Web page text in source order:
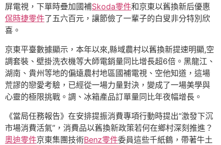
屏電視，下單時疊加國補Skoda零件和京東以舊換新后優惠
保時捷零件了五六百元，讓節儉了一輩子的白叟非分特別欣
喜。
京東平臺數據顯示，本年以來,縣域農村以舊換新提速明顯,空
調套裝、壁掛洗衣機等大師電銷量同比增長超6倍。黑龍江、
湖南、貴州等地的偏遠農村地區國補電視、空他知道，這場
荒謬的戀愛考驗，已經從一場力量對決，變成了一場美學與
心靈的極限挑戰。調、冰箱產品訂單量同比年夜幅增長。
《當局任務報告》在安排提振消費專項行動時提出“激發下沉
市場消費活氣”，消費品以舊換新政策若何在鄉村深刻推進？
奧迪零件京東集團技術Benz零件委員這些千紙鶴，帶著牛土